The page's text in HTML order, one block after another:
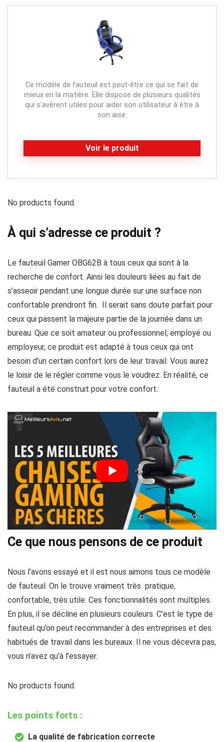
Ce modèle de fauteuil est peut-être ce qui se fait de
mieux en la matière. Elle dispose de plusieurs qualités
qui s'avèrent utiles pour aider son utilisateur à être à
son aise.
Voir le produit
No products found.
À qui s’adresse ce produit ?
Le fauteuil Gamer OBG62B à tous ceux qui sont à la
recherche de confort. Ainsi les douleurs liées au fait de
s’asseoir pendant une longue durée sur une surface non
confortable prendront fin. Il serait sans doute parfait pour
ceux qui passent la majeure partie de la journée dans un
bureau. Que ce soit amateur ou professionnel, employé ou
employeur, ce produit est adapté à tous ceux qui ont
besoin d’un certain confort lors de leur travail. Vous aurez
le loisir de le régler comme vous le voudrez. En réalité, ce
fauteuil a été construit pour votre confort.
Ce que nous pensons de ce produit
Nous l’avons essayé et il est nous aimons tous ce modèle
de fauteuil. On le trouve vraiment très pratique,
confortable, très utile. Ces fonctionnalités sont multiples.
En plus, il se décline en plusieurs couleurs. C’est le type de
fauteuil qu’on peut recommander à des entreprises et des
habitués de travail dans les bureaux. Il ne vous décevra pas,
vous n’avez qu’à l’essayer.
No products found.
Les points forts :
La qualité de fabrication correcte